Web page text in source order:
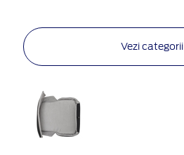
Vezi categorii